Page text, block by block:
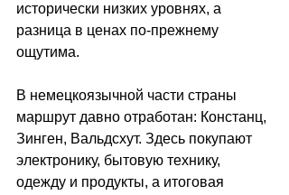
исторически низких уровнях, а
разница в ценах по-прежнему
ощутима.
В немецкоязычной части страны
маршрут давно отработан: Констанц,
Зинген, Вальдсхут. Здесь покупают
электронику, бытовую технику,
одежду и продукты, а итоговая